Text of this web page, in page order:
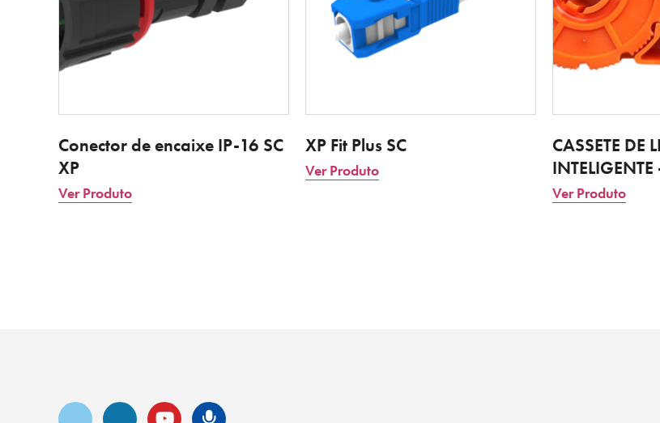
Conector de encaixe IP-16 SC
XP
Ver Produto
XP Fit Plus SC
Ver Produto
CASSETE DE
Ver Produto
Vimeo LinkedInYouTubePodcast Senko